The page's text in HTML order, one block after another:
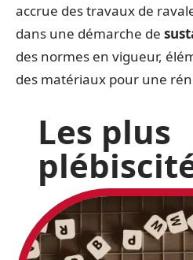
accrue des travaux de
dans une démarche de
des normes en vigueur,
des matériaux pour une
Les plus